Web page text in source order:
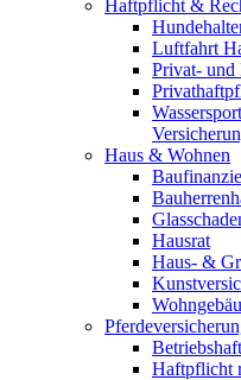
Haftpflicht &
Luftfahrt
Privat- und
Haus & Wohnen
Hausrat
Haus- &
Haftpflicht